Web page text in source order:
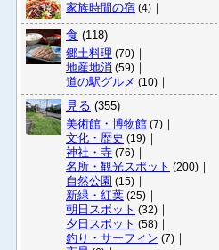
家族時間の宿 (4) ｜
食 (118)
郷土料理 (70) ｜
地産地消 (59) ｜
道の駅グルメ (10) ｜
見る (355)
美術館・博物館 (7) ｜
文化・歴史 (19) ｜
神社・寺 (76) ｜
名所・観光スポット (200) ｜
自然公園 (15) ｜
新緑・紅葉 (25) ｜
朝日スポット (32) ｜
夕日スポット (58) ｜
釣り・サーフィン (7) ｜